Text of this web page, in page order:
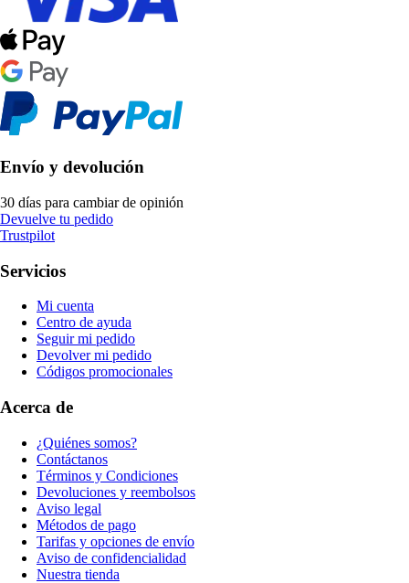
Envío y devolución
30 días para cambiar de opinión
Devuelve tu pedido
Trustpilot
Servicios
Mi cuenta
Centro de ayuda
Seguir mi pedido
Devolver mi pedido
Códigos promocionales
Acerca de
¿Quiénes somos?
Contáctanos
Términos y Condiciones
Devoluciones y reembolsos
Aviso legal
Métodos de pago
Tarifas y opciones de envío
Aviso de confidencialidad
Nuestra tienda